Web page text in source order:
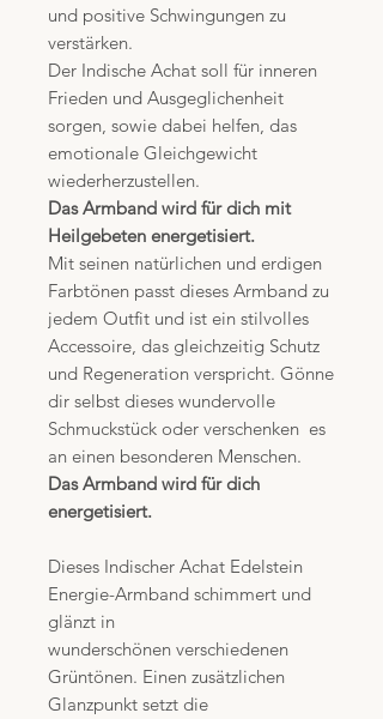
und positive Schwingungen zu
verstärken.
Der Indische Achat soll für inneren
Frieden und Ausgeglichenheit
sorgen, sowie dabei helfen, das
emotionale Gleichgewicht
wiederherzustellen.
Das Armband wird für dich mit
Heilgebeten energetisiert.
Mit seinen natürlichen und erdigen
Farbtönen passt dieses Armband zu
jedem Outfit und ist ein stilvolles
Accessoire, das gleichzeitig Schutz
und Regeneration verspricht. Gönne
dir selbst dieses wundervolle
Schmuckstück oder verschenken es
an einen besonderen Menschen.
Das Armband wird für dich
energetisiert.
Dieses Indischer Achat Edelstein
Energie-Armband schimmert und
glänzt in
wunderschönen verschiedenen
Grüntönen. Einen zusätzlichen
Glanzpunkt setzt die